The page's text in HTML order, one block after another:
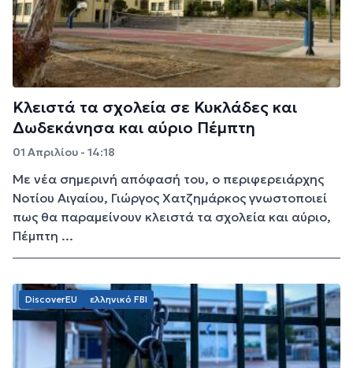
Κλειστά τα σχολεία σε Κυκλάδες και
Δωδεκάνησα και αύριο Πέμπτη
01 Απριλίου - 14:18
Με νέα σημερινή απόφασή του, ο περιφερειάρχης
Νοτίου Αιγαίου, Γιώργος Χατζημάρκος γνωστοποιεί
πως θα παραμείνουν κλειστά τα σχολεία και αύριο,
Πέμπτη ...
DiscoverEU ελληνικό FBI